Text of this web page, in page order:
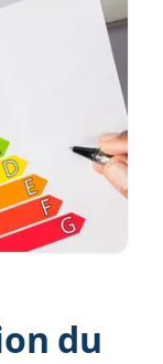
du